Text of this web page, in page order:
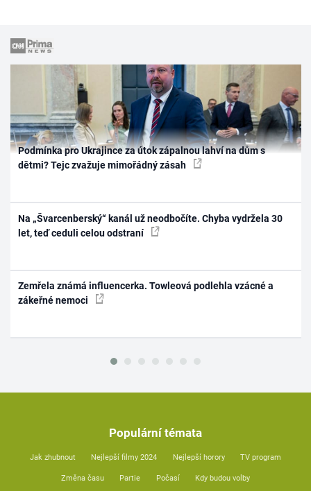
Podmínka pro Ukrajince za útok zápalnou lahví na dům s
dětmi? Tejc zvažuje mimořádný zásah
Na „Švarcenberský“ kanál už neodbočíte. Chyba vydržela 30
let, teď ceduli celou odstraní
Zemřela známá influencerka. Towleová podlehla vzácné a
zákeřné nemoci
Populární témata
Jak zhubnout Nejlepší filmy 2024 Nejlepší horory TV program
Změna času Partie Počasí Kdy budou volby